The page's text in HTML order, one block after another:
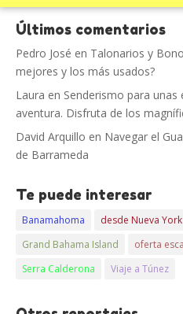
Últimos comentarios
Pedro José en Talonarios y
mejores y los más usados?
Laura en Senderismo para
aventura. Disfruta de los
David Arquillo en Navegar el
de Barrameda
Te puede interesar
Banamahoma desde Nueva York
Grand Bahama Island
oferta
Serra Calderona
Viaje a Túnez